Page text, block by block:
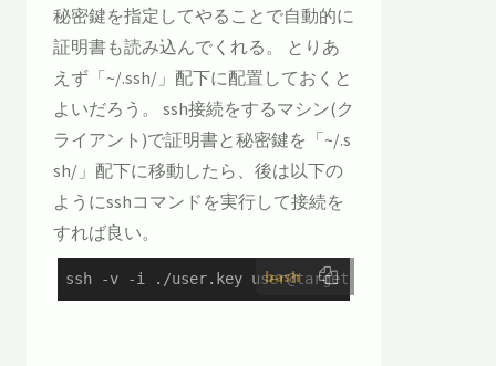
秘密鍵を指定してやることで自動的に
証明書も読み込んでくれる。 とりあ
えず「~/.ssh/」配下に配置しておくと
よいだろう。 ssh接続をするマシン(ク
ライアント)で証明書と秘密鍵を「~/.s
sh/」配下に移動したら、後は以下の
ようにsshコマンドを実行して接続を
すれば良い。
bash
ssh -v -i ./user.key user@target